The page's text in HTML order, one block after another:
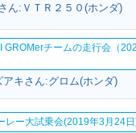
1991年 GYRO CAN
OPY ワゴンタイプ・
ん:ＶＴＲ２５０(ホンダ)
GROMerチームの走行会（
アキさん:グロム(ホンダ)
レー大試乗会(2019年3月24